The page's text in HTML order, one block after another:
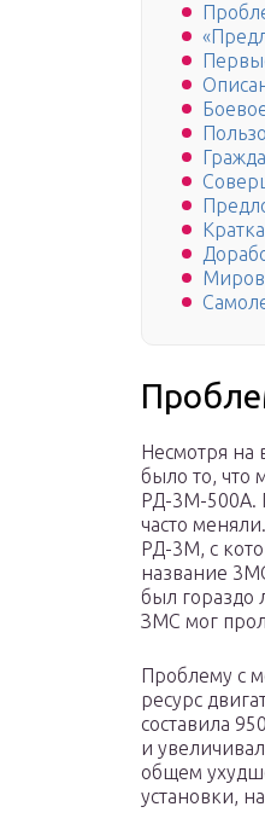
Несмотря на
было то, что
РД-3М-500А.
часто
РД-3М, с
название
был гораздо
ЗМС мог
Проблему с
ресурс
составила
и
общем
установки,